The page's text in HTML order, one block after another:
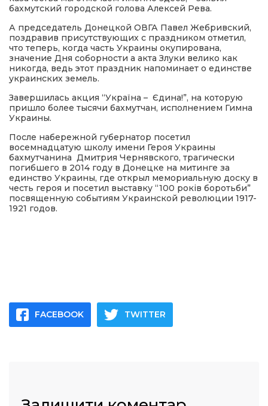
бахмутский городской голова Алексей Рева.
А председатель Донецкой ОВГА Павел Жебривский,
поздравив присутствующих с праздником отметил,
что теперь, когда часть Украины окупирована,
значение Дня соборности а акта Злуки велико как
никогда, ведь этот праздник напоминает о единстве
украинских земель.
Завершилась акция “Україна – Єдина!”, на которую
пришло более тысячи бахмутчан, исполнением Гимна
Украины.
После набережной губернатор посетил
восемнадцатую школу имени Героя Украины
бахмутчанина Дмитрия Чернявского, трагически
погибшего в 2014 году в Донецке на митинге за
единство Украины, где открыл мемориальную доску в
честь героя и посетил выставку “100 років боротьби”
посвященную событиям Украинской революции 1917-
1921 годов.
FACEBOOK TWITTER